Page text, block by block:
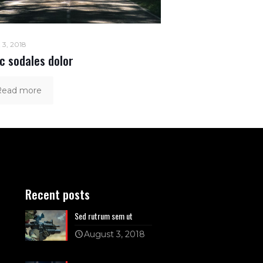
2018
sodales dolor
more
Recent posts
Sed rutrum sem ut
August 3, 2018